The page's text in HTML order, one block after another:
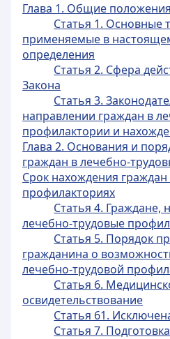
Глава 1. Общие положения
Статья 1. Основные
применяемые в
определения
Статья 2. Сфера
Закона
Статья 3.
направлении граждан в
профилактории и
Глава 2. Основания и
граждан в лечебно-
Срок нахождения
профилакториях
Статья 4. Граждане,
лечебно-трудовые
Статья 5. Порядок
гражданина о
лечебно-трудовой
Статья 6.
освидетельствование
Статья 61.
Статья 7.